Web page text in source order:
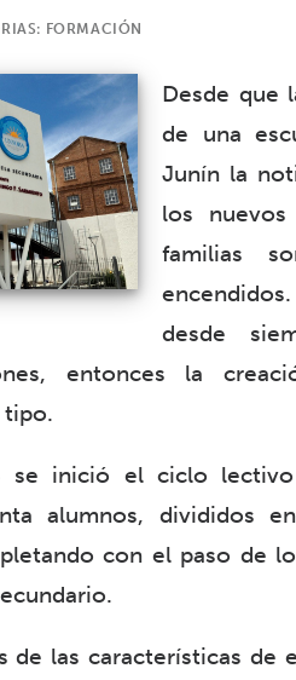
FORMACIÓN
Desde que
de una
Junín la
los
familias
desde
entonces la
tipo.
se inició el ciclo
alumnos, divididos
con el paso de
de las características